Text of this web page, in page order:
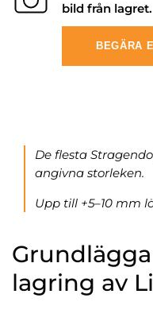
bild från lagret.
BEGÄRA
De flesta
angivna storleken.
Upp till +5–10 mm
lagring av